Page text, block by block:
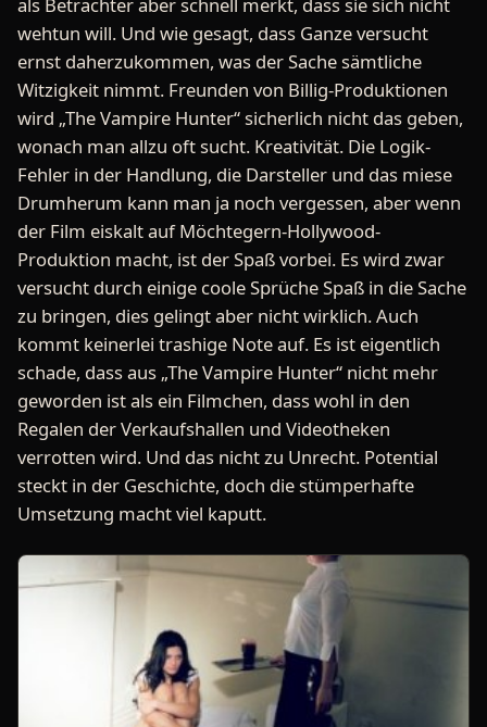
wehtun will. Und wie gesagt, dass Ganze versucht
ernst daherzukommen, was der Sache sämtliche
Witzigkeit nimmt. Freunden von Billig-Produktionen
wird „The Vampire Hunter“ sicherlich nicht das geben,
wonach man allzu oft sucht. Kreativität. Die Logik-
Fehler in der Handlung, die Darsteller und das miese
Drumherum kann man ja noch vergessen, aber wenn
der Film eiskalt auf Möchtegern-Hollywood-
Produktion macht, ist der Spaß vorbei. Es wird zwar
versucht durch einige coole Sprüche Spaß in die Sache
zu bringen, dies gelingt aber nicht wirklich. Auch
kommt keinerlei trashige Note auf. Es ist eigentlich
schade, dass aus „The Vampire Hunter“ nicht mehr
geworden ist als ein Filmchen, dass wohl in den
Regalen der Verkaufshallen und Videotheken
verrotten wird. Und das nicht zu Unrecht. Potential
steckt in der Geschichte, doch die stümperhafte
Umsetzung macht viel kaputt.